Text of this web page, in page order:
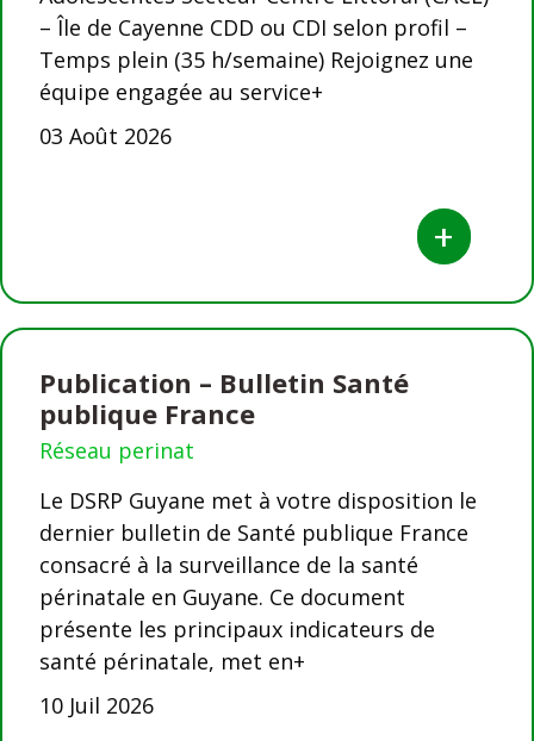
– Île de Cayenne CDD ou CDI selon profil –
Temps plein (35 h/semaine) Rejoignez une
équipe engagée au service+
03 Août 2026
+
Publication – Bulletin Santé
publique France
Réseau perinat
Le DSRP Guyane met à votre disposition le
dernier bulletin de Santé publique France
consacré à la surveillance de la santé
périnatale en Guyane. Ce document
présente les principaux indicateurs de
santé périnatale, met en+
10 Juil 2026